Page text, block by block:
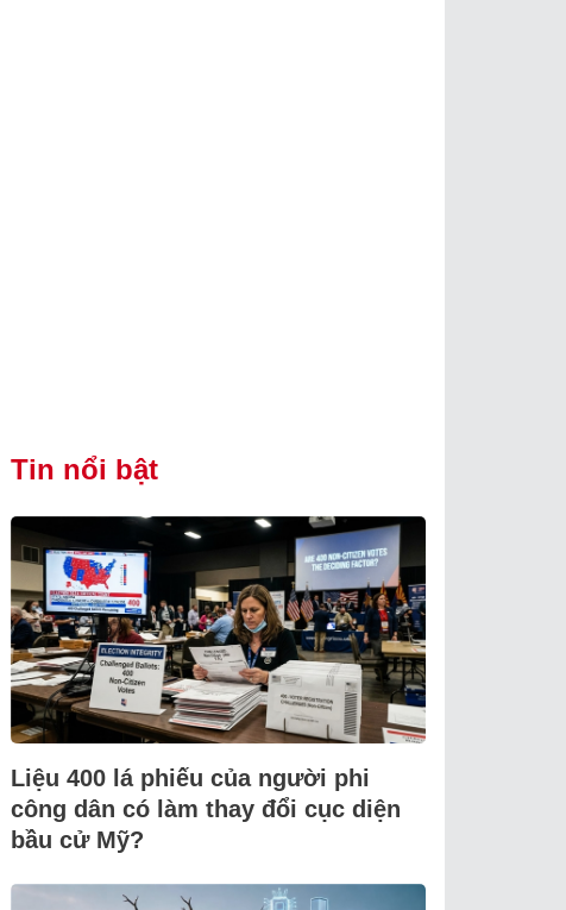
Tin nổi bật
Liệu 400 lá phiếu của người phi
công dân có làm thay đổi cục diện
bầu cử Mỹ?